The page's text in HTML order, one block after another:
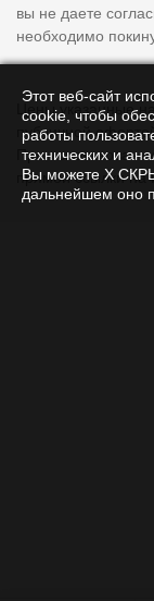
вы не даете
необходимо
Цены указанные
публичной
При
прямой ссылки на
Этот веб-сайт
cookie, чтобы
работы
технических и
Вы можете Х
дальнейшем оно